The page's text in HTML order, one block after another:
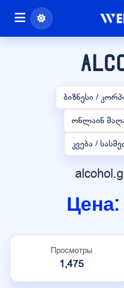
ბიზნესი /
ონლაინ
კვება /
Просмотры
1,475